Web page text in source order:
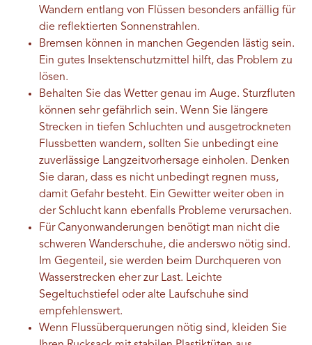
Wandern entlang von Flüssen besonders anfällig für
die reflektierten Sonnenstrahlen.
Bremsen können in manchen Gegenden lästig sein.
Ein gutes Insektenschutzmittel hilft, das Problem zu
lösen.
Behalten Sie das Wetter genau im Auge. Sturzfluten
können sehr gefährlich sein. Wenn Sie längere
Strecken in tiefen Schluchten und ausgetrockneten
Flussbetten wandern, sollten Sie unbedingt eine
zuverlässige Langzeitvorhersage einholen. Denken
Sie daran, dass es nicht unbedingt regnen muss,
damit Gefahr besteht. Ein Gewitter weiter oben in
der Schlucht kann ebenfalls Probleme verursachen.
Für Canyonwanderungen benötigt man nicht die
schweren Wanderschuhe, die anderswo nötig sind.
Im Gegenteil, sie werden beim Durchqueren von
Wasserstrecken eher zur Last. Leichte
Segeltuchstiefel oder alte Laufschuhe sind
empfehlenswert.
Wenn Flussüberquerungen nötig sind, kleiden Sie